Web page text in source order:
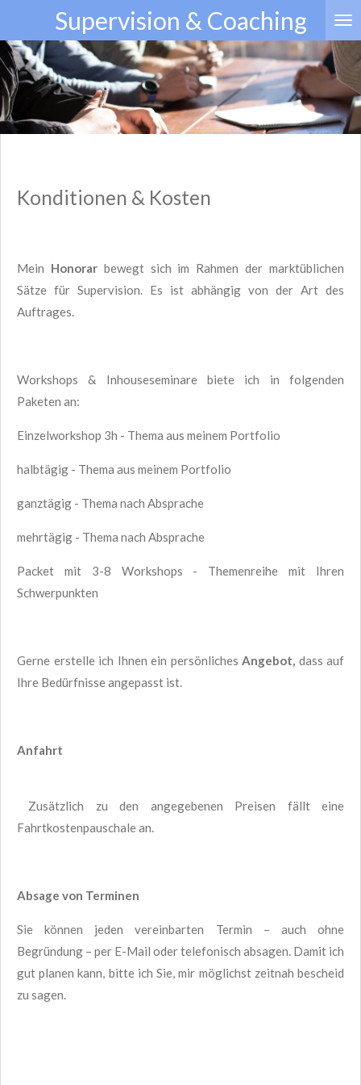
Hauptinhalt
springen
Supervision & Coaching
Konditionen & Kosten
Mein Honorarbewegt sich im Rahmen der marktüblichen
Sätze für Supervision. Es ist abhängig von der Art des
Auftrages.
Workshops & Inhouseseminare biete ich in folgenden
Paketen an:
Einzelworkshop 3h - Thema aus meinem Portfolio
halbtägig - Thema aus meinem Portfolio
ganztägig - Thema nach Absprache
mehrtägig - Thema nach Absprache
Packet mit 3-8 Workshops - Themenreihe mit Ihren
Schwerpunkten
Gerne erstelle ich Ihnen ein persönliches Angebot, dass auf
Ihre Bedürfnisse angepasst ist.
Anfahrt
Zusätzlich zu den angegebenen Preisen fällt eine
Fahrtkostenpauschale an.
Absage von Terminen
Sie können jeden vereinbarten Termin – auch ohne
Begründung – per E-Mail oder telefonisch absagen. Damit ich
gut planen kann, bitte ich Sie, mir möglichst zeitnah bescheid
zu sagen.